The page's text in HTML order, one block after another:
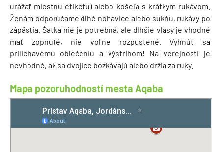
urážať miestnu etiketu) alebo košeľa s krátkym rukávom.
Ženám odporúčame dlhé nohavice alebo sukňu, rukávy po
zápästia. Šatka nie je potrebná, ale dlhšie vlasy je vhodné
mať zopnuté, nie voľne rozpustené. Vyhnúť sa
priliehavému oblečeniu a výstrihom! Na verejnosti je
nevhodné, ak sa dvojice bozkávajú alebo držia za ruky.
Mapa pozoruhodností mesta Aqaba